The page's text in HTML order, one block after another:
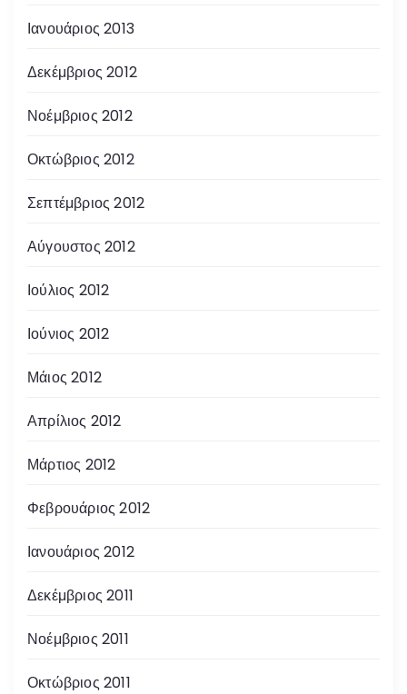
Ιανουάριος 2013
Δεκέμβριος 2012
Νοέμβριος 2012
Οκτώβριος 2012
Σεπτέμβριος 2012
Αύγουστος 2012
Ιούλιος 2012
Ιούνιος 2012
Μάιος 2012
Απρίλιος 2012
Μάρτιος 2012
Φεβρουάριος 2012
Ιανουάριος 2012
Δεκέμβριος 2011
Νοέμβριος 2011
Οκτώβριος 2011